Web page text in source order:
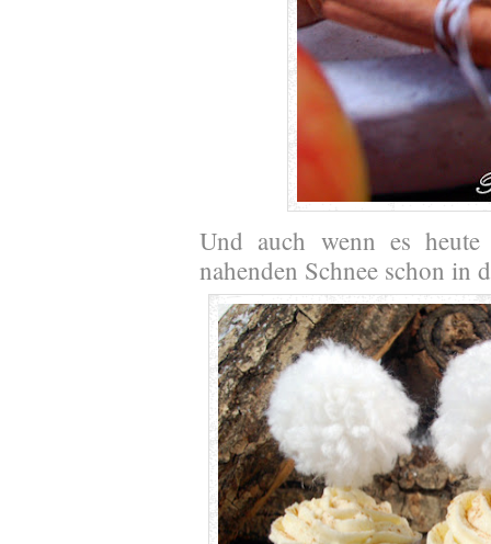
Und auch wenn es
nahenden Schnee schon in